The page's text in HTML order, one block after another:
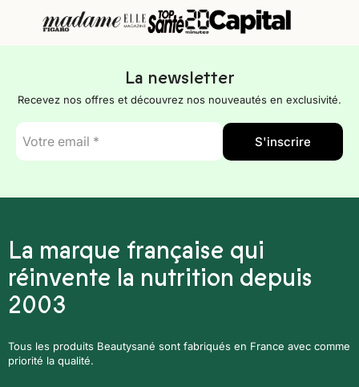
La newsletter
Recevez nos offres et découvrez nos nouveautés en exclusivité.
E-
mail
*
S'inscrire
La marque française qui
réinvente la nutrition depuis
2003
Tous les produits Beautysané sont fabriqués en France avec comme
priorité la qualité.